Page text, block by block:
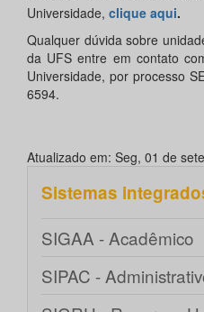
Universidade, clique aqui.
Qualquer dúvida sobre
da UFS entre em contato
Universidade, por processo
6594.
Atualizado em: Seg, 01 de
Sistemas
SIGAA - Acadêmico
SIPAC -